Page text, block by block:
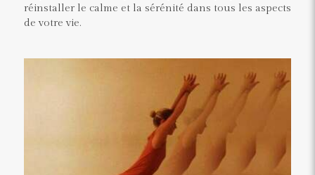
réinstaller le calme et la sérénité dans tous les aspects
de votre vie.